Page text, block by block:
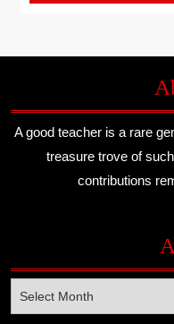
A good teacher is a rare
treasure trove of
contributions